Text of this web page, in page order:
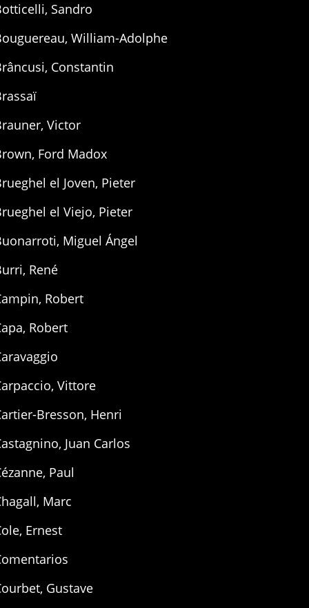
Sandro
William-Adolphe
Constantin
Victor
Ford Madox
el Joven, Pieter
el Viejo, Pieter
Miguel Ángel
René
Robert
Robert
Vittore
Bresson, Henri
Juan Carlos
Paul
Marc
Ernest
Gustave